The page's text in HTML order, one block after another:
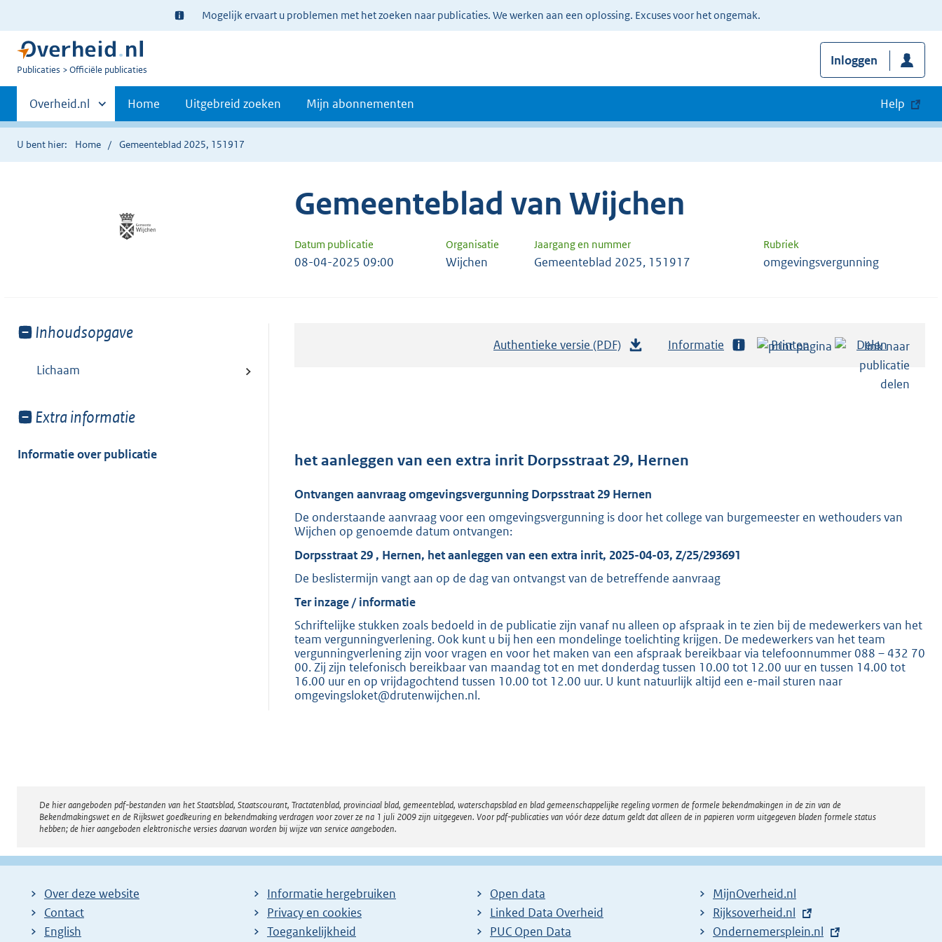
Ter
informatie:
Mogelijk ervaart u problemen met het zoeken naar publicaties. We werken aan een oplossing. Excuses voor het ongemak.
U
Publicaties Officiële publicaties
Inloggen
Primaire
navigatie
Andere
sites
binnen
Overheid.nl Home Uitgebreid zoeken Mijn abonnementen Help
U bent hier: Home Gemeenteblad 2025, 151917
Gemeenteblad van Wijchen
Datum publicatie Organisatie Jaargang en nummer Rubriek
08-04-2025 09:00 Wijchen Gemeenteblad 2025, 151917 omgevingsvergunning
Toon
van:
Inhoudsopgave
Lichaam
Toon
van:
Extra informatie
Informatie over publicatie
Authentieke versie (PDF)
d
g
r
o
t
:
8
1
5
Informatie Printen Delen
het aanleggen van een extra inrit Dorpsstraat 29, Hernen
Ontvangen aanvraag omgevingsvergunning Dorpsstraat 29 Hernen
De onderstaande aanvraag voor een omgevingsvergunning is door het college van burgemeester en wethouders van
Wijchen op genoemde datum ontvangen:
Dorpsstraat 29 , Hernen, het aanleggen van een extra inrit, 2025-04-03, Z/25/293691
De beslistermijn vangt aan op de dag van ontvangst van de betreffende aanvraag
Ter inzage / informatie
Schriftelijke stukken zoals bedoeld in de publicatie zijn vanaf nu alleen op afspraak in te zien bij de medewerkers van het
team vergunningverlening. Ook kunt u bij hen een mondelinge toelichting krijgen. De medewerkers van het team
vergunningverlening zijn voor vragen en voor het maken van een afspraak bereikbaar via telefoonnummer 088 – 432 70
00. Zij zijn telefonisch bereikbaar van maandag tot en met donderdag tussen 10.00 tot 12.00 uur en tussen 14.00 tot
16.00 uur en op vrijdagochtend tussen 10.00 tot 12.00 uur. U kunt natuurlijk altijd een e-mail sturen naar
omgevingsloket@drutenwijchen.nl.
Disclaimer
De hier aangeboden pdf-bestanden van het Staatsblad, Staatscourant, Tractatenblad, provinciaal blad, gemeenteblad, waterschapsblad en blad gemeenschappelijke regeling vormen de formele bekendmakingen in de zin van de
Bekendmakingswet en de Rijkswet goedkeuring en bekendmaking verdragen voor zover ze na 1 juli 2009 zijn uitgegeven. Voor pdf-publicaties van vóór deze datum geldt dat alleen de in papieren vorm uitgegeven bladen formele status
hebben; de hier aangeboden elektronische versies daarvan worden bij wijze van service aangeboden.
Over deze website
Contact
English
Informatie hergebruiken
Privacy en cookies
Toegankelijkheid
Open data
Linked Data Overheid
PUC Open Data
MijnOverheid.nl
E
x
Rijksoverheid.nl
E
Ondernemersplein.nl